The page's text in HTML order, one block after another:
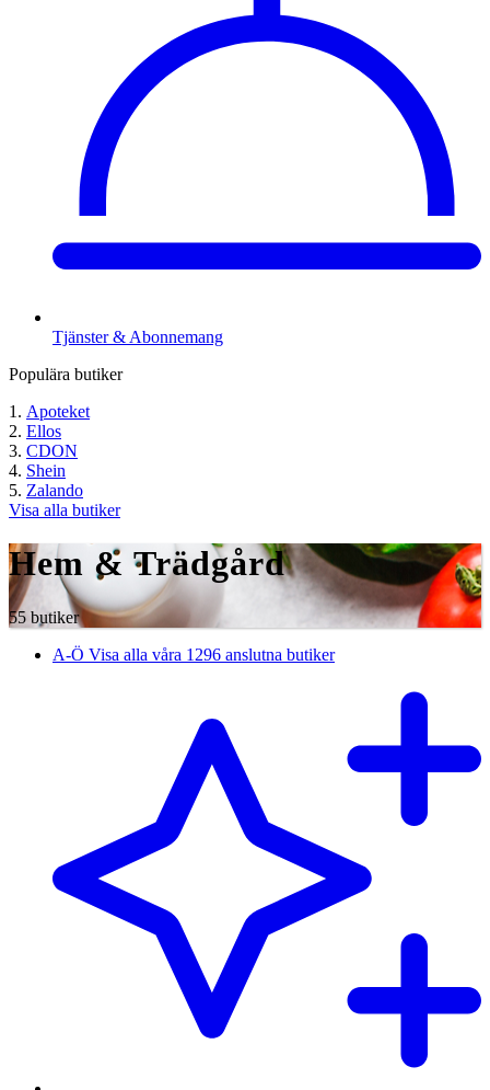
Tjänster & Abonnemang
Populära butiker
Apoteket
Ellos
CDON
Shein
Zalando
Visa alla butiker
Hem & Trädgård
55 butiker
A-Ö Visa alla våra 1296 anslutna butiker